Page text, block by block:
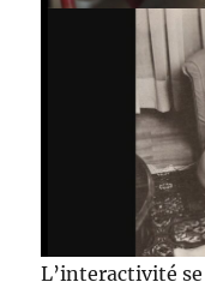
L’interactivité